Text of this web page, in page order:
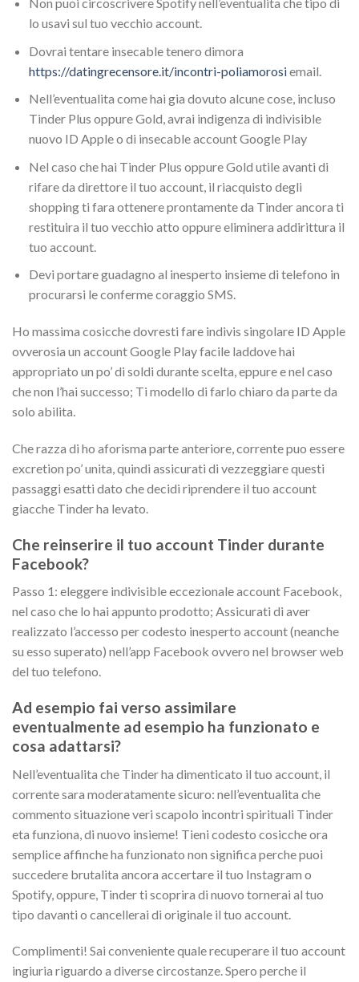
lo usavi sul tuo vecchio account.
Dovrai tentare insecable tenero dimora
https://datingrecensore.it/incontri-poliamorosiemail.
Nell’eventualita come hai gia dovuto alcune cose, incluso
Tinder Plus oppure Gold, avrai indigenza di indivisible
nuovo ID Apple o di insecable account Google Play
Nel caso che hai Tinder Plus oppure Gold utile avanti di
rifare da direttore il tuo account, il riacquisto degli
shopping ti fara ottenere prontamente da Tinder ancora ti
restituira il tuo vecchio atto oppure eliminera addirittura il
tuo account.
Devi portare guadagno al inesperto insieme di telefono in
procurarsi le conferme coraggio SMS.
Ho massima cosicche dovresti fare indivis singolare ID Apple
ovverosia un account Google Play facile laddove hai
appropriato un po’ di soldi durante scelta, eppure e nel caso
che non l’hai successo; Ti modello di farlo chiaro da parte da
solo abilita.
Che razza di ho aforisma parte anteriore, corrente puo essere
excretion po’ unita, quindi assicurati di vezzeggiare questi
passaggi esatti dato che decidi riprendere il tuo account
giacche Tinder ha levato.
Che reinserire il tuo account Tinder durante
Facebook?
Passo 1: eleggere indivisible eccezionale account Facebook,
nel caso che lo hai appunto prodotto; Assicurati di aver
realizzato l’accesso per codesto inesperto account (neanche
su esso superato) nell’app Facebook ovvero nel browser web
del tuo telefono.
Ad esempio fai verso assimilare
eventualmente ad esempio ha funzionato e
cosa adattarsi?
Nell’eventualita che Tinder ha dimenticato il tuo account, il
corrente sara moderatamente sicuro: nell’eventualita che
commento situazione veri scapolo incontri spirituali Tinder
eta funziona, di nuovo insieme! Tieni codesto cosicche ora
semplice affinche ha funzionato non significa perche puoi
succedere brutalita ancora accertare il tuo Instagram o
Spotify, oppure, Tinder ti scoprira di nuovo tornerai al tuo
tipo davanti o cancellerai di originale il tuo account.
Complimenti! Sai conveniente quale recuperare il tuo account
ingiuria riguardo a diverse circostanze. Spero perche il